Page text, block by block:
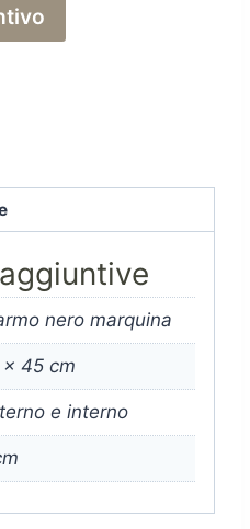
nero marquina
x 45 cm
e interno